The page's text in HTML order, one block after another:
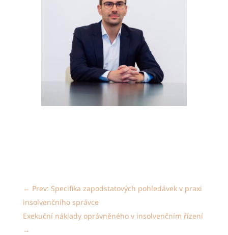
← Prev: Specifika zapodstatových pohledávek v praxi
insolvenčního správce
Exekuční náklady oprávněného v insolvenčním řízení
→